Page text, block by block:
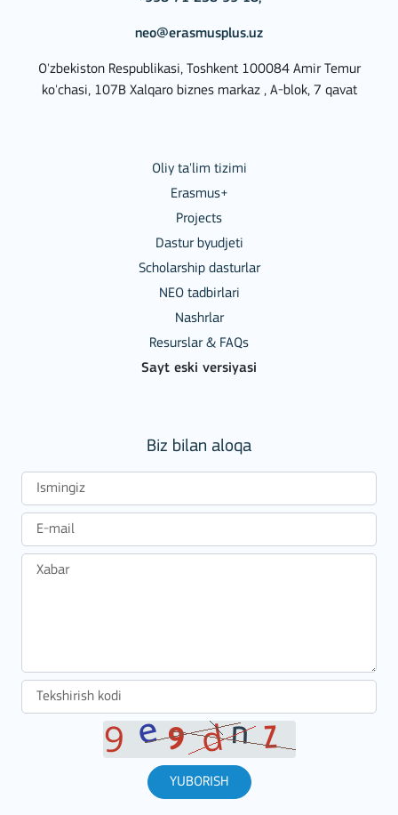
neo@erasmusplus.uz
O'zbekiston Respublikasi, Toshkent 100084 Amir Temur
ko'chasi, 107B Xalqaro biznes markaz , A-blok, 7 qavat
Oliy ta'lim tizimi
Erasmus+
Projects
Dastur byudjeti
Scholarship dasturlar
NEO tadbirlari
Nashrlar
Resurslar & FAQs
Sayt eski versiyasi
Biz bilan aloqa
YUBORISH